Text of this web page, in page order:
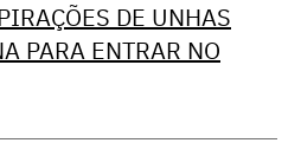
DE UNHAS
PARA ENTRAR NO